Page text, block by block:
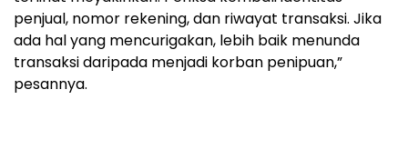
penjual, nomor rekening, dan riwayat transaksi. Jika
ada hal yang mencurigakan, lebih baik menunda
transaksi daripada menjadi korban penipuan,”
pesannya.